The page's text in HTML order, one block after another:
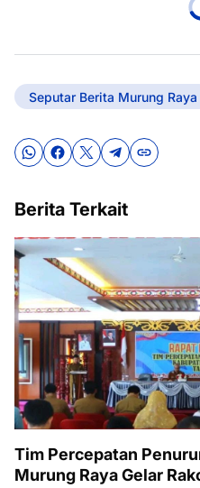
Seputar Berita Murung Raya
Berita Terkait
Tim Percepatan
Murung Raya Gelar